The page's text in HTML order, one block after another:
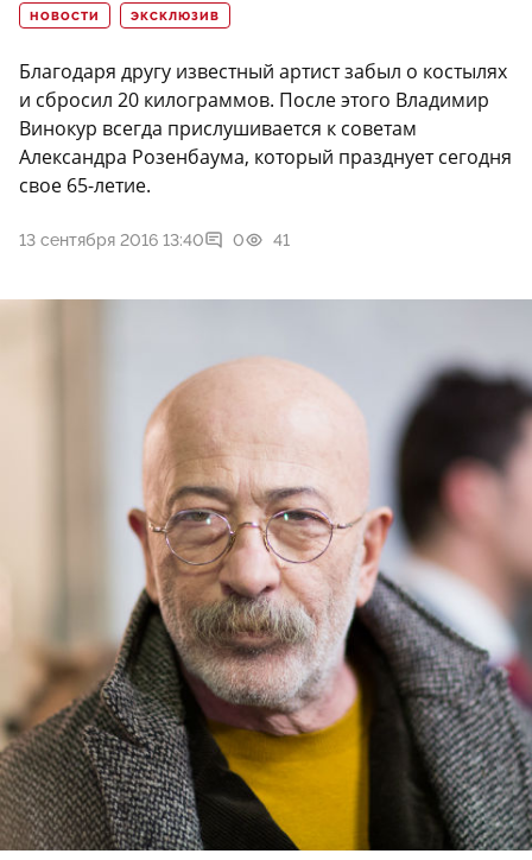
НОВОСТИ ЭКСКЛЮЗИВ
Благодаря другу известный артист забыл о костылях
и сбросил 20 килограммов. После этого Владимир
Винокур всегда прислушивается к советам
Александра Розенбаума, который празднует сегодня
свое 65-летие.
13 сентября 2016 13:40 0 41